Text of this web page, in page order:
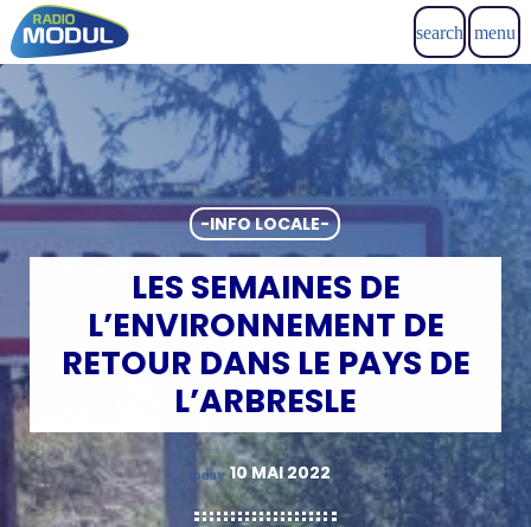
search menu
-INFO LOCALE-
LES SEMAINES DE
L’ENVIRONNEMENT DE
RETOUR DANS LE PAYS DE
L’ARBRESLE
today 10 MAI 2022